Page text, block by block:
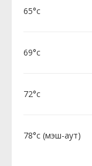
65°c
69°c
72°c
78°c (мэш-аут)